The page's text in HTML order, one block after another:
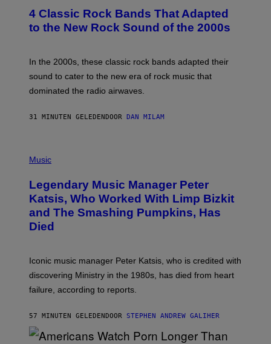
O
B
Y
A
K
M
I
E
A
M
A
G
E
D
I
C
4 Classic Rock Bands That Adapted
to the New Rock Sound of the 2000s
In the 2000s, these classic rock bands adapted their
sound to cater to the new era of rock music that
dominated the radio airwaves.
31 MINUTEN GELEDEN DOOR DAN MILAM
H
O
B
Y
D
I
M
R
O
S
K
M
O
Music
Legendary Music Manager Peter
Katsis, Who Worked With Limp Bizkit
and The Smashing Pumpkins, Has
Died
Iconic music manager Peter Katsis, who is credited with
discovering Ministry in the 1980s, has died from heart
failure, according to reports.
57 MINUTEN GELEDEN DOOR STEPHEN ANDREW GALIHER